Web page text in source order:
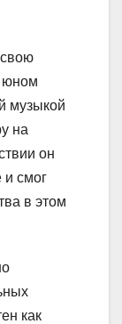
юном
музыкой
на
он
и смог
в этом
как